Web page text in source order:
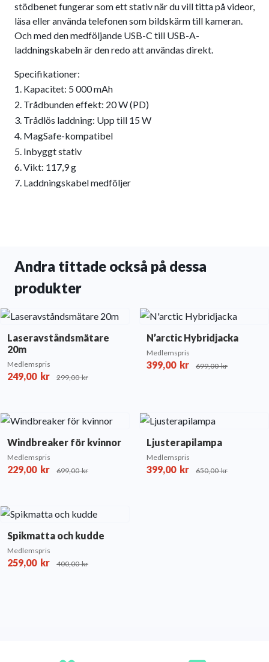
stödbenet fungerar som ett stativ när du vill titta på videor,
läsa eller använda telefonen som bildskärm till kameran.
Och med den medföljande USB-C till USB-A-
laddningskabeln är den redo att användas direkt.
Specifikationer:
Kapacitet: 5 000 mAh
Trådbunden effekt: 20 W (PD)
Trådlös laddning: Upp till 15 W
MagSafe-kompatibel
Inbyggt stativ
Vikt: 117,9 g
Laddningskabel medföljer
Andra tittade också på dessa
produkter
Laseravståndsmätare
20m
Medlemspris
249,00 kr 299,00kr
N’arctic Hybridjacka
Medlemspris
399,00 kr 699,00kr
Windbreaker för kvinnor
Medlemspris
229,00 kr 699,00kr
Ljusterapilampa
Medlemspris
399,00 kr 650,00kr
Spikmatta och kudde
Medlemspris
259,00 kr 400,00kr